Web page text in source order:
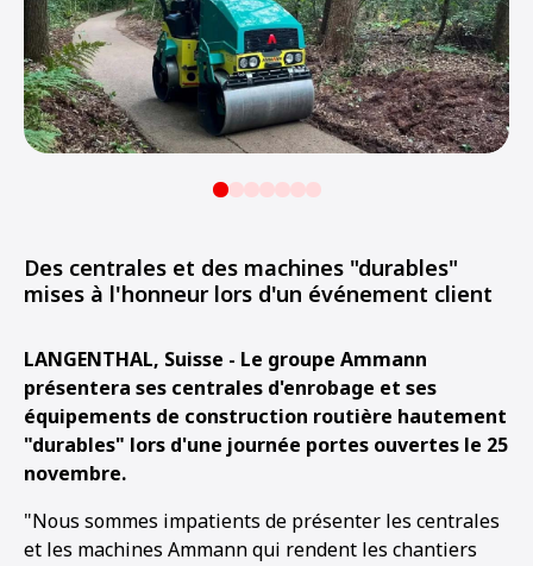
Des centrales et des machines "durables"
mises à l'honneur lors d'un événement client
LANGENTHAL, Suisse - Le groupe Ammann
présentera ses centrales d'enrobage et ses
équipements de construction routière hautement
"durables" lors d'une journée portes ouvertes le 25
novembre.
"Nous sommes impatients de présenter les centrales
et les machines Ammann qui rendent les chantiers